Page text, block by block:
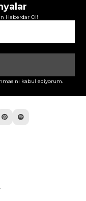
Haberdar Ol!
kabul ediyorum.